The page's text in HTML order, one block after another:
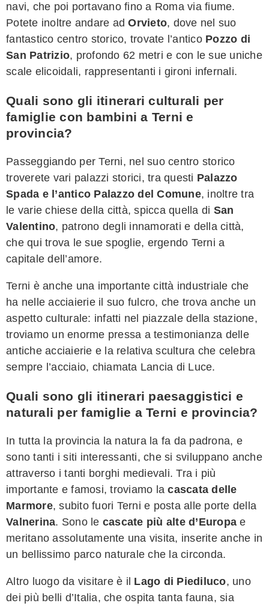
navi, che poi portavano fino a Roma via fiume.
Potete inoltre andare adOrvieto, dove nel suo
fantastico centro storico, trovate l’antico Pozzo di
San Patrizio, profondo 62 metri e con le sue uniche
scale elicoidali, rappresentanti i gironi infernali.
Quali sono gli itinerari culturali per
famiglie con bambini a Terni e
provincia?
Passeggiando per Terni, nel suo centro storico
troverete vari palazzi storici, tra questi Palazzo
Spada e l’antico Palazzo del Comune, inoltre tra
le varie chiese della città, spicca quella di San
Valentino, patrono degli innamorati e della città,
che qui trova le sue spoglie, ergendo Terni a
capitale dell’amore.
Terni è anche una importante città industriale che
ha nelle acciaierie il suo fulcro, che trova anche un
aspetto culturale: infatti nel piazzale della stazione,
troviamo un enorme pressa a testimonianza delle
antiche acciaierie e la relativa scultura che celebra
sempre l’acciaio, chiamata Lancia di Luce.
Quali sono gli itinerari paesaggistici e
naturali per famiglie a Terni e provincia?
In tutta la provincia la natura la fa da padrona, e
sono tanti i siti interessanti, che si sviluppano anche
attraverso i tanti borghi medievali. Tra i più
importante e famosi, troviamo lacascata delle
Marmore, subito fuori Terni e posta alle porte della
Valnerina. Sono le cascate più alte d’Europa e
meritano assolutamente una visita, inserite anche in
un bellissimo parco naturale che la circonda.
Altro luogo da visitare è il Lago di Piediluco, uno
dei più belli d’Italia, che ospita tanta fauna, sia